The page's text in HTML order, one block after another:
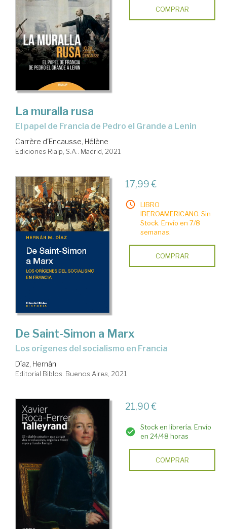
COMPRAR
La muralla rusa
el papel de Francia de Pedro el Grande a Lenin
Carrère d'Encausse, Hélène
Ediciones Rialp, S.A.. Madrid, 2021
17,99 €
LIBRO
IBEROAMERICANO. Sin
Stock. Envío en 7/8
semanas.
COMPRAR
De Saint-Simon a Marx
los orígenes del socialismo en Francia
Díaz, Hernán
Editorial Biblos. Buenos Aires, 2021
21,90 €
Stock en librería. Envío
en 24/48 horas
COMPRAR